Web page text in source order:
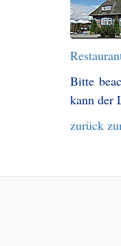
Bitte
kann der
zurück